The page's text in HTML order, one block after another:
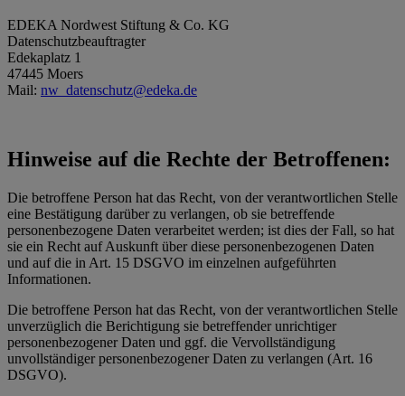
EDEKA Nordwest Stiftung & Co. KG
Datenschutzbeauftragter
Edekaplatz 1
47445 Moers
Mail: nw_datenschutz@edeka.de
Hinweise auf die Rechte der Betroffenen:
Die betroffene Person hat das Recht, von der verantwortlichen Stelle
eine Bestätigung darüber zu verlangen, ob sie betreffende
personenbezogene Daten verarbeitet werden; ist dies der Fall, so hat
sie ein Recht auf Auskunft über diese personenbezogenen Daten
und auf die in Art. 15 DSGVO im einzelnen aufgeführten
Informationen.
Die betroffene Person hat das Recht, von der verantwortlichen Stelle
unverzüglich die Berichtigung sie betreffender unrichtiger
personenbezogener Daten und ggf. die Vervollständigung
unvollständiger personenbezogener Daten zu verlangen (Art. 16
DSGVO).